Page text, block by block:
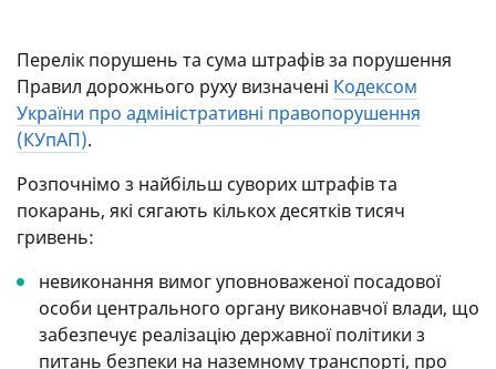
Перелік порушень та сума штрафів за порушення
Правил дорожнього руху визначені Кодексом
України про адміністративні правопорушення
(КУпАП).
Розпочнімо з найбільш суворих штрафів та
покарань, які сягають кількох десятків тисяч
гривень:
невиконання вимог уповноваженої посадової
особи центрального органу виконавчої влади, що
забезпечує реалізацію державної політики з
питань безпеки на наземному транспорті, про